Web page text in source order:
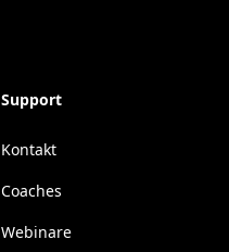
Support
Kontakt
Coaches
Webinare